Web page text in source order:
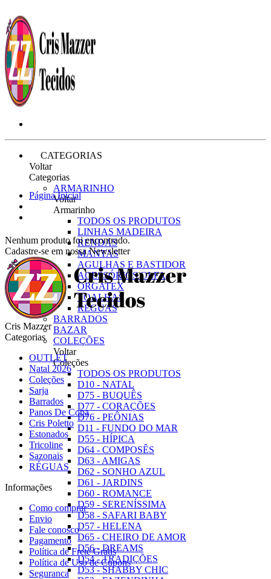
CATEGORIAS
Voltar
Categorias
ARMARINHO
Voltar
Armarinho
TODOS OS PRODUTOS
LINHAS MADEIRA
RENDAS
MANTAS
AGULHAS E BASTIDOR
ACESSÓRIOS OLFA
ORGATEX
TOALHAS
RÉGUAS
BARRADOS
BAZAR
COLEÇÕES
Voltar
Coleções
TODOS OS PRODUTOS
D10 - NATAL
D75 - BUQUÊS
D77 - CORAÇÕES
D76 - PEÔNIAS
D11 - FUNDO DO MAR
D55 - HÍPICA
D64 - COMPOSÊS
D63 - AMIGAS
D62 - SONHO AZUL
D61 - JARDINS
D60 - ROMANCE
D59 - SERENÍSSIMA
D58 - SAFARI BABY
D57 - HELENA
D65 - CHEIRO DE AMOR
D56 - DREAMS
D54 - TRADIÇÕES
D53 - SHABBY CHIC
Página Inicial
Nenhum produto foi encontrado.
Cadastre-se em nossa Newsletter
Cris Mazzer
Categorias
OUTLET
Natal 2026
Coleções
Sarja
Barrados
Panos De Copa
Cris Poletto
Estonados
Tricoline
Sazonais
RÉGUAS
Informações
Como comprar
Envio
Fale conosco
Pagamento
Política de Frete Grátis
Política de Uso de Cupons
Seguranca